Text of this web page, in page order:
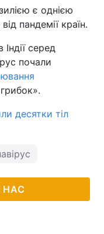
є однією
пандемії країн.
серед
почали
десятки тіл
НАС